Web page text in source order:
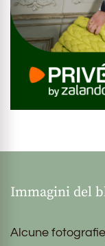
Immagini del
Alcune